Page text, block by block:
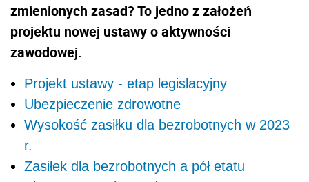
zmienionych zasad? To jedno z założeń
projektu nowej ustawy o aktywności
zawodowej.
Projekt ustawy - etap legislacyjny
Ubezpieczenie zdrowotne
Wysokość zasiłku dla bezrobotnych w 2023
r.
Zasiłek dla bezrobotnych a pół etatu